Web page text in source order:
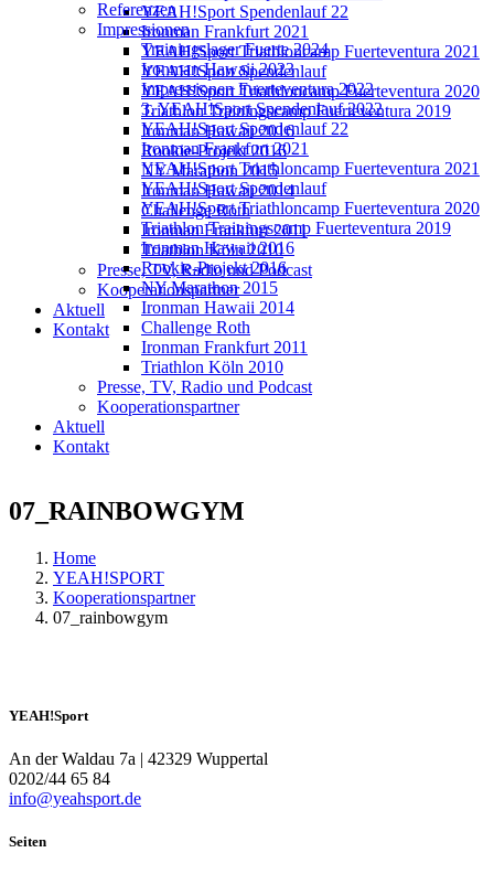
YEAH!Sport Spendenlauf 22
Ironman Frankfurt 2021
YEAH!Sport Triathloncamp Fuerteventura 2021
YEAH!Sport Spendenlauf
YEAH!Sport Triathloncamp Fuerteventura 2020
Triathlon Trainingscamp Fuerteventura 2019
Ironman Hawaii 2016
Rookie-Projekt 2016
NY Marathon 2015
Ironman Hawaii 2014
Challenge Roth
Ironman Frankfurt 2011
Triathlon Köln 2010
Presse, TV, Radio und Podcast
Kooperationspartner
Aktuell
Kontakt
Referenzen
Impressionen
Trainingslager Fuerte 2024
Ironman Hawaii 2023
Impressionen Fuerteventura 2022
3. YEAH!Sport Spendenlauf 2022
YEAH!Sport Spendenlauf 22
Ironman Frankfurt 2021
YEAH!Sport Triathloncamp Fuerteventura 2021
YEAH!Sport Spendenlauf
YEAH!Sport Triathloncamp Fuerteventura 2020
Triathlon Trainingscamp Fuerteventura 2019
Ironman Hawaii 2016
Rookie-Projekt 2016
NY Marathon 2015
Ironman Hawaii 2014
Challenge Roth
Ironman Frankfurt 2011
Triathlon Köln 2010
Presse, TV, Radio und Podcast
Kooperationspartner
Aktuell
Kontakt
07_RAINBOWGYM
Home
YEAH!SPORT
Kooperationspartner
07_rainbowgym
YEAH!Sport
An der Waldau 7a | 42329 Wuppertal
0202/44 65 84
info@yeahsport.de
Seiten